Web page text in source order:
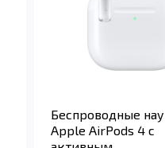
Беспроводные
Apple AirPods 4 с